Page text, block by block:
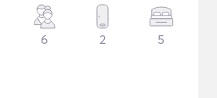
6 2 5